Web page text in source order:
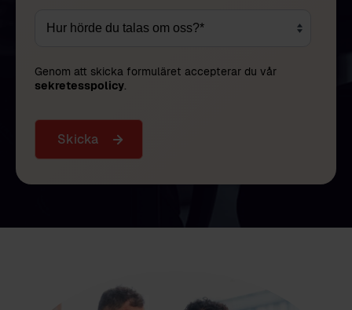
Genom att skicka formuläret accepterar du vår
sekretesspolicy.